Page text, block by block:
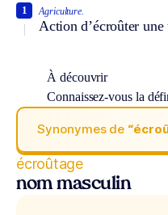
Agriculture.
Action d’écroûter une
1
À découvrir
Connaissez-vous la
Synonymes de
écroûtage
nom masculin